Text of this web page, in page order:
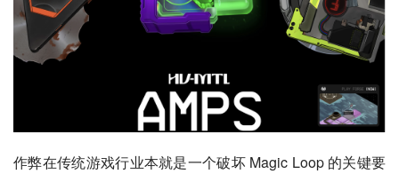
作弊在传统游戏行业本就是一个破坏 Magic Loop 的关键要